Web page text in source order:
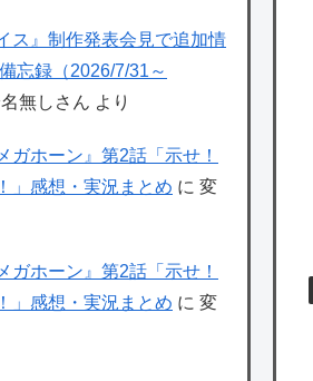
ス』制作発表会見で追加情
忘録（2026/7/31～
無しさん より
ガホーン』第2話「示せ！
」感想・実況まとめ に 変
ガホーン』第2話「示せ！
」感想・実況まとめ に 変